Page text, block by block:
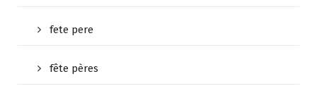
fete pere
fête pères